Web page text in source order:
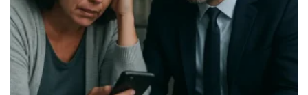
“Excelentes abogados en aeropuerto. Destacamos la rapidez en la
actuación y la profesionalidad del abogado, que logró que mi
familiar no fuera expulsado y pudiera entrar en España. Trato
humano y eficaz.”